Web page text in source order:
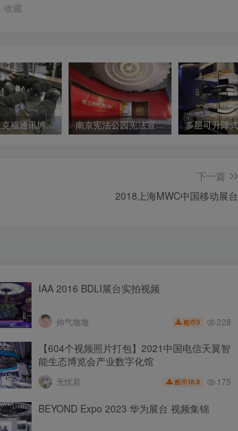
收藏
德国法兰克福通讯博物馆｜128个文件｜图片+视频｜780.92M 南京宪法公园宪法宣传教育展效果图设计｜18 张｜JPG｜29.1M
下一篇
2018上海MWC中国移动展台
IAA 2016 BDLI展台实拍视频
帅气墩墩 酷币3 228
【604个视频照片打包】2021中国电信天翼智
能生态博览会产业数字化馆
无忧君 酷币18.8 175
BEYOND Expo 2023 华为展台 视频集锦